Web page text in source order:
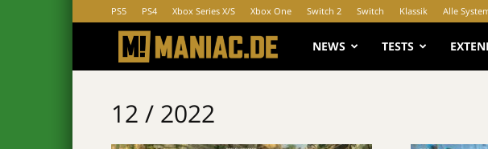
PS5 PS4 Xbox Series X/S Xbox One Switch 2 Switch Klassik Alle
MANIAC.de
NEWS TESTS
12 / 2022